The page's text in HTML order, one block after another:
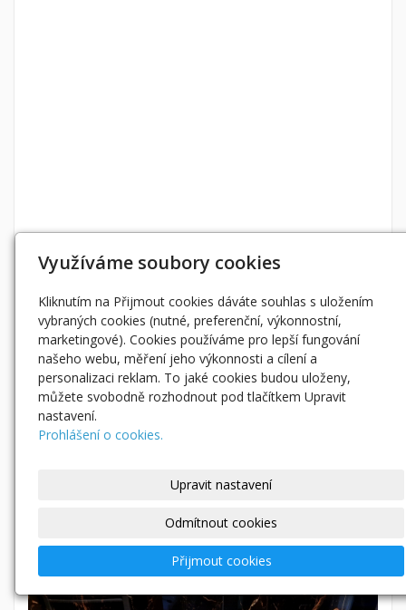
Využíváme soubory cookies
Kliknutím na Přijmout cookies dáváte souhlas s uložením
vybraných cookies (nutné, preferenční, výkonnostní,
marketingové). Cookies používáme pro lepší fungování
našeho webu, měření jeho výkonnosti a cílení a
personalizaci reklam. To jaké cookies budou uloženy,
můžete svobodně rozhodnout pod tlačítkem Upravit
nastavení.
Prohlášení o cookies.
Upravit nastavení
Odmítnout cookies
Přijmout cookies